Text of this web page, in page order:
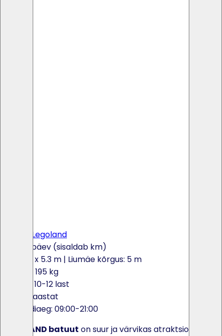
Batuut Legoland
170€ / päev (sisaldab km)
9 x 4 x 5.3 m | Liumäe kõrgus: 5 m
Kaal: 195 kg
Max: 10-12 last
3-13 aastat
Rendiaeg: 09:00-21:00
LEGOLAND batuut on suur ja värvikas atraktsioon, mis